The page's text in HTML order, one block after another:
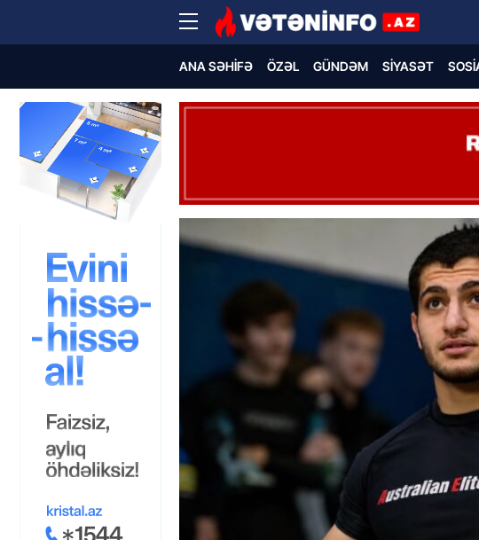
ANA SƏHIFƏ ÖZƏL GÜNDƏM SIYASƏT